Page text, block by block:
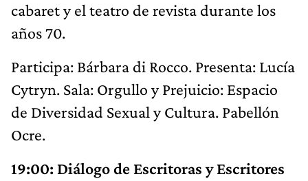
cabaret y el teatro de revista durante los
años 70.
Participa: Bárbara di Rocco. Presenta: Lucía
Cytryn. Sala: Orgullo y Prejuicio: Espacio
de Diversidad Sexual y Cultura. Pabellón
Ocre.
19:00: Diálogo de Escritoras y Escritores